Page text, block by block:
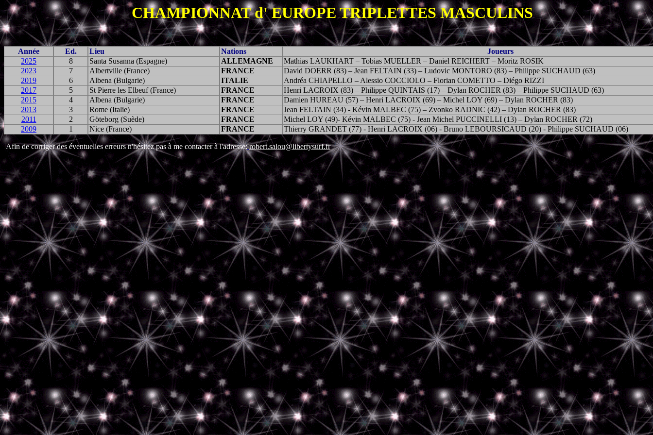
CHAMPIONNAT d' EUROPE TRIPLETTES MASCULINS
Année Ed. Lieu Nations
Joueurs
2025
8 Santa Susanna (Espagne) ALLEMAGNE
Mathias LAUKHART – Tobias MUELLER – Daniel REICHERT – Moritz ROSIK
2023
7 Albertville (France) FRANCE
David DOERR (83) – Jean FELTAIN (33) – Ludovic MONTORO (83) – Philippe SUCHAUD (63)
2019
6 Albena (Bulgarie) ITALIE
Andréa CHIAPELLO – Alessio COCCIOLO – Florian COMETTO – Diégo RIZZI
2017
5 St Pierre les Elbeuf (France) FRANCE
Henri LACROIX (83) – Philippe QUINTAIS (17) – Dylan ROCHER (83) – Philippe SUCHAUD (63)
2015
4 Albena (Bulgarie) FRANCE
Damien HUREAU (57) – Henri LACROIX (69) – Michel LOY (69) – Dylan ROCHER (83)
2013
3 Rome (Italie) FRANCE
Jean FELTAIN (34) - Kévin MALBEC (75) – Zvonko RADNIC (42) – Dylan ROCHER (83)
2011
2 Göteborg (Suède) FRANCE
Michel LOY (49)- Kévin MALBEC (75) - Jean Michel PUCCINELLI (13) – Dylan ROCHER (72)
2009
1 Nice (France) FRANCE Thierry GRANDET (77) - Henri LACROIX (06) - Bruno LEBOURSICAUD (20) - Philippe SUCHAUD (06)
Afin de corriger des éventuelles erreurs n'hésitez pas à me contacter à l'adresse: robert.salou@libertysurf.fr